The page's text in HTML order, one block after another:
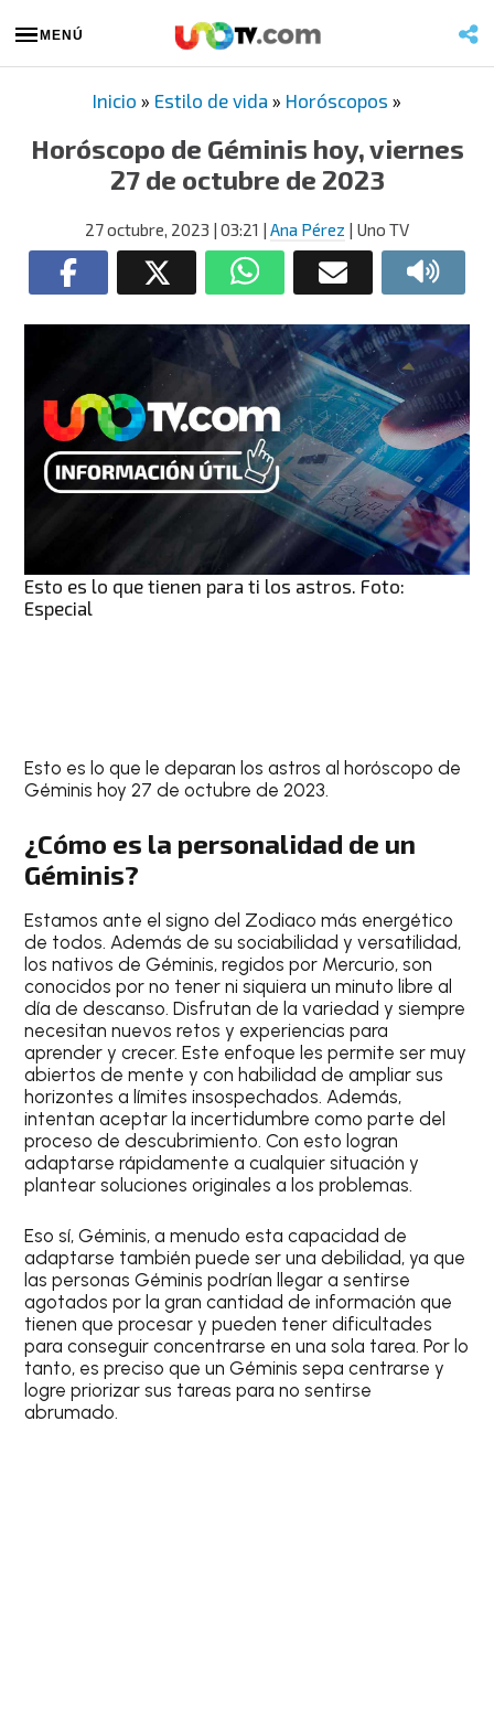
MENÚ
Inicio » Estilo de vida » Horóscopos »
Horóscopo de Géminis hoy, viernes
27 de octubre de 2023
27 octubre, 2023 | 03:21 | Ana Pérez | Uno TV
Esto es lo que tienen para ti los astros. Foto:
Especial
Esto es lo que le deparan los astros alhoróscopo de
Géminis hoy 27 de octubre de 2023.
¿Cómo es la personalidad de un
Géminis?
Estamos ante el signo del Zodiaco más energético
de todos. Además de su sociabilidad y versatilidad,
los nativos deGéminis, regidos por Mercurio, son
conocidos por no tener ni siquiera un minuto libre al
día de descanso. Disfrutan de la variedad y siempre
necesitan nuevos retos y experiencias para
aprender y crecer. Este enfoque les permite ser muy
abiertos de mente y con habilidad de ampliar sus
horizontes a límites insospechados. Además,
intentan aceptar la incertidumbre como parte del
proceso de descubrimiento. Con esto logran
adaptarse rápidamente a cualquier situación y
plantear soluciones originales a los problemas.
Eso sí,Géminis, a menudo esta capacidad de
adaptarse también puede ser una debilidad, ya que
las personasGéminis podrían llegar a sentirse
agotados por la gran cantidad de información que
tienen que procesar y pueden tener dificultades
para conseguir concentrarse en una sola tarea. Por lo
tanto, es preciso que unGéminis sepa centrarse y
logre priorizar sus tareas para no sentirse
abrumado.